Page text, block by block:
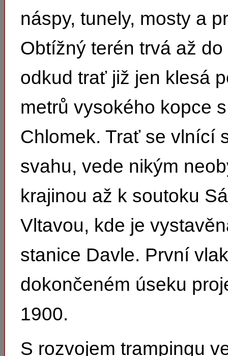
náspy, tunely, mosty a
Obtížný terén trvá až
odkud trať již jen klesá
metrů vysokého kopce
Chlomek. Trať se vlnící
svahu, vede nikým
krajinou až k soutoku
Vltavou, kde je
stanice Davle. První
dokončeném úseku
1900.
S rozvojem trampingu